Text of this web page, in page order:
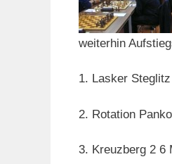
weiterhin
1. Lasker
2. Rotation
3. Kreuzberg 2 6